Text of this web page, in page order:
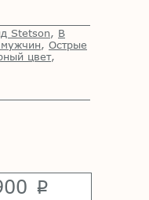
Stetson, В
, Острые
цвет,
p